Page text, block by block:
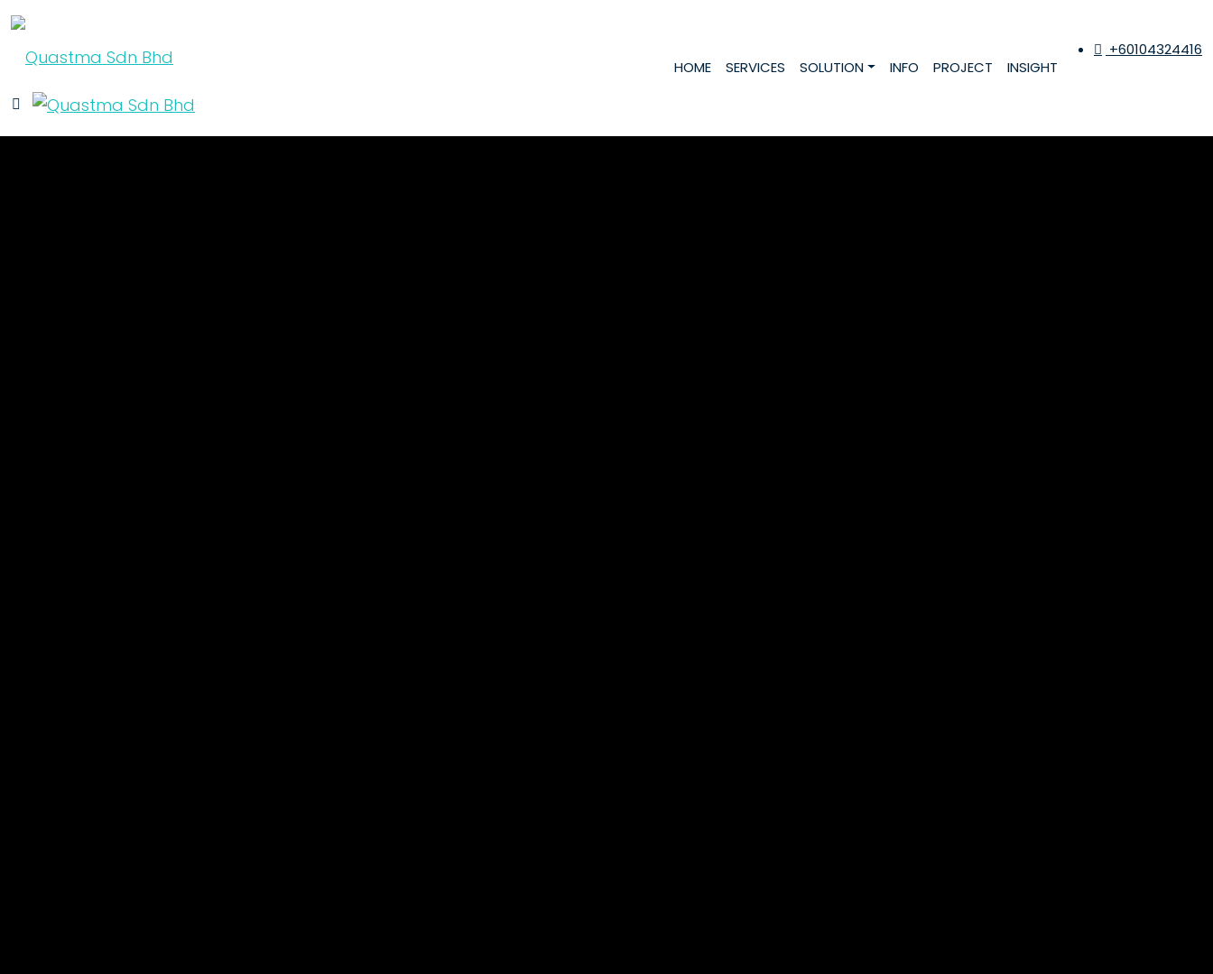
HOME SERVICES SOLUTION INFO PROJECT INSIGHT
+60104324416